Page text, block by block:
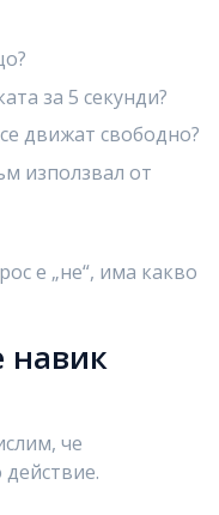
за 5 секунди?
движат свободно?
използвал от
е „не“, има какво
навик
че